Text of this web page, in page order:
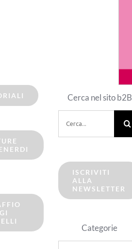
Cerca nel sito b2B
per:
ISCRIVITI
ALLA
NEWSLETTER
Categorie